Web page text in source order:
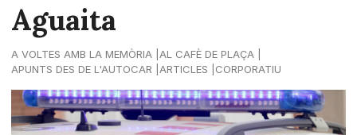
Aguaita
A VOLTES AMB LA MEMÒRIA
AL CAFÈ DE PLAÇA
APUNTS DES DE L'AUTOCAR
ARTICLES CORPORATIU